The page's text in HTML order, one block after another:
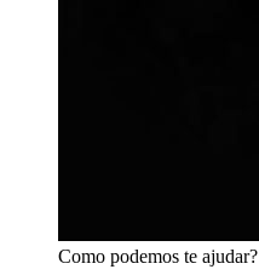
Como podemos te ajudar?